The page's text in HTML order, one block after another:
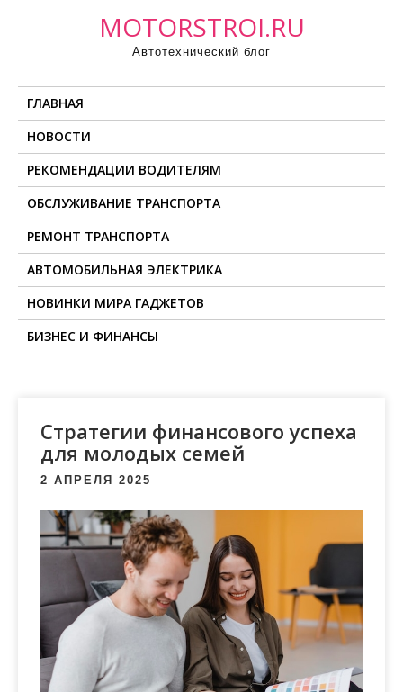
MOTORSTROI.RU
Автотехнический блог
ГЛАВНАЯ
НОВОСТИ
РЕКОМЕНДАЦИИ ВОДИТЕЛЯМ
ОБСЛУЖИВАНИЕ ТРАНСПОРТА
РЕМОНТ ТРАНСПОРТА
АВТОМОБИЛЬНАЯ ЭЛЕКТРИКА
НОВИНКИ МИРА ГАДЖЕТОВ
БИЗНЕС И ФИНАНСЫ
Стратегии финансового успеха
для молодых семей
2 АПРЕЛЯ 2025